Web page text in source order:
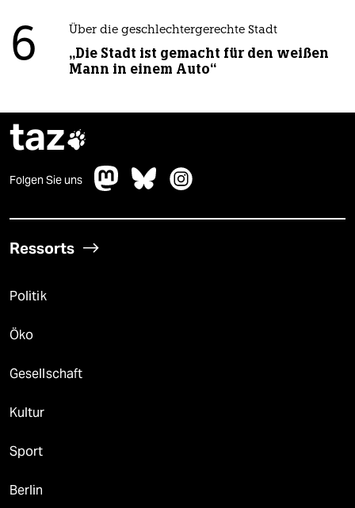
6 Über die geschlechtergerechte Stadt
„Die Stadt ist gemacht für den weißen
Mann in einem Auto“
taz
Folgen Sie uns
Ressorts
Politik
Öko
Gesellschaft
Kultur
Sport
Berlin